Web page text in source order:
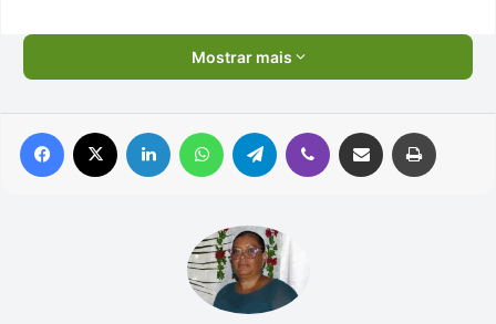
Mostrar mais
Facebook Linkedin WhatsAppTelegram Viber Compartilhar via e-mail